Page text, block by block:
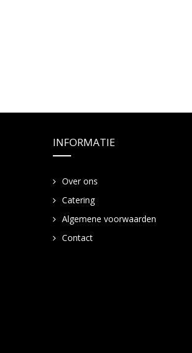
INFORMATIE
Over ons
Catering
Algemene voorwaarden
Contact